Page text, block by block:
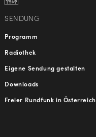
SENDUNG
Programm
Radiothek
Eigene Sendung gestalten
Downloads
Freier Rundfunk in Österreich